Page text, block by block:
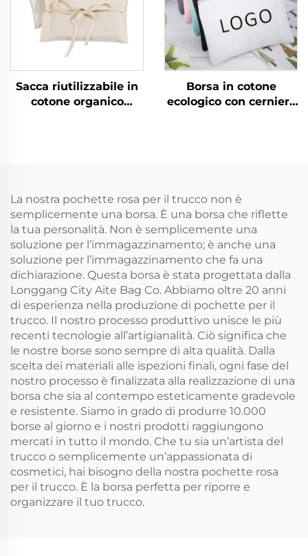
Sacca riutilizzabile in
cotone organico
cosmetici
Borsa in cotone
ecologico con cerniera
La nostra pochette rosa per il trucco non è
semplicemente una borsa. È una borsa che riflette
la tua personalità. Non è semplicemente una
soluzione per l’immagazzinamento; è anche una
soluzione per l’immagazzinamento che fa una
dichiarazione. Questa borsa è stata progettata dalla
Longgang City Aite Bag Co. Abbiamo oltre 20 anni
di esperienza nella produzione di pochette per il
trucco. Il nostro processo produttivo unisce le più
recenti tecnologie all’artigianalità. Ciò significa che
le nostre borse sono sempre di alta qualità. Dalla
scelta dei materiali alle ispezioni finali, ogni fase del
nostro processo è finalizzata alla realizzazione di una
borsa che sia al contempo esteticamente gradevole
e resistente. Siamo in grado di produrre 10.000
borse al giorno e i nostri prodotti raggiungono
mercati in tutto il mondo. Che tu sia un’artista del
trucco o semplicemente un’appassionata di
cosmetici, hai bisogno della nostra pochette rosa
per il trucco. È la borsa perfetta per riporre e
organizzare il tuo trucco.